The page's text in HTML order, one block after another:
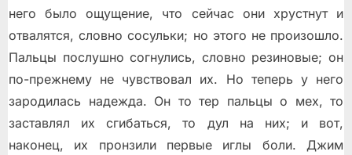
него было ощущение, что сейчас они хрустнут и
отвалятся, словно сосульки; но этого не произошло.
Пальцы послушно согнулись, словно резиновые; он
по-прежнему не чувствовал их. Но теперь у него
зародилась надежда. Он то тер пальцы о мех, то
заставлял их сгибаться, то дул на них; и вот,
наконец, их пронзили первые иглы боли. Джим